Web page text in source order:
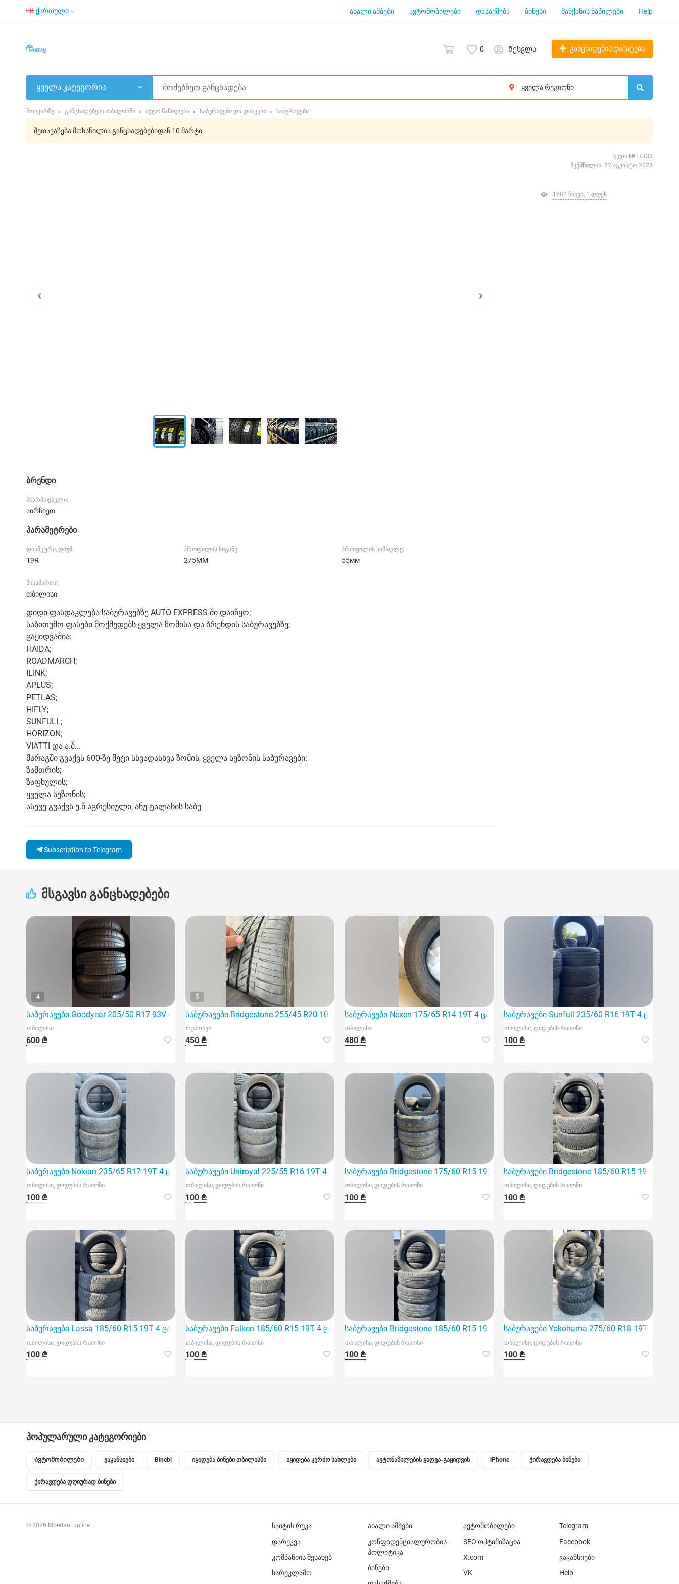
ქართული ახალი ამბები ავტომობილები დასაქმება ბინები მანქანის ნაწილები Help
0 Შესვლა განცხადების დამატება
ყველა კატეგორია
მთავარზე განცხადებები თბილისში ავტო ნაწილები საბურავები და დისკები საბურავები
შეთავაზება მოხსნილია განცხადებებიდან 10 მარტი
ხედი|№17333
შექმნილია: 22 აგვისტო 2023
ბრენდი
მწარმოებელი:
აირჩიეთ
პარამეტრები
დიამეტრი, დიუმ:
19R
პროფილის სიგანე:
275MM
პროფილის სიმაღლე:
55мм
მისამართი:
თბილისი
დიდი ფასდაკლება საბურავებზე AUTO EXPRESS-ში დაიწყო;
საბითუმო ფასები მოქმედებს ყველა ზომისა და ბრენდის საბურავებზე;
გაყიდვაშია:
HAIDA;
ROADMARCH;
ILINK;
APLUS;
PETLAS;
HIFLY;
SUNFULL;
HORIZON;
VIATTI და ა.შ...
მარაგში გვაქვს 600-ზე მეტი სხვადასხვა ზომის, ყველა სეზონის საბურავები:
ზამთრის;
ზაფხულის;
ყველა სეზონის;
ასევე გვაქვს ე.წ აგრესიული, ანუ ტალახის საბუ
Subscription to Telegram
1682 ნახვა, 1 დღეს
მსგავსი განცხადებები
4
საბურავები Goodyear 205/50 R17 93V 4 ცალი
თბილისი
600 ₾
5
საბურავები Bridgestone 255/45 R20 101V 4 ცალი
რუსთავი
450 ₾
საბურავები Nexen 175/65 R14 19T 4 ცალი
თბილისი
480 ₾
საბურავები Sunfull 235/60 R16 19T 4 ცალი
თბილისი, დიდუბის რაიონი
100 ₾
საბურავები Nokian 235/65 R17 19T 4 ცალი
თბილისი, დიდუბის რაიონი
100 ₾
საბურავები Uniroyal 225/55 R16 19T 4 ცალი
თბილისი, დიდუბის რაიონი
100 ₾
საბურავები Bridgestone 175/60 R15 19T 4 ცალი
თბილისი, დიდუბის რაიონი
100 ₾
საბურავები Bridgestone 185/60 R15 19T 4
თბილისი, დიდუბის რაიონი
100 ₾
საბურავები Lassa 185/60 R15 19T 4 ცალი
თბილისი, დიდუბის რაიონი
100 ₾
საბურავები Falken 185/60 R15 19T 4 ცალი
თბილისი, დიდუბის რაიონი
100 ₾
საბურავები Bridgestone 185/60 R15 19T 4 ცალი
თბილისი, დიდუბის რაიონი
100 ₾
საბურავები Yokohama 275/60 R18 19T 4 ცალი
თბილისი, დიდუბის რაიონი
100 ₾
პოპულარული კატეგორიები
Ავტომობილები ვაკანსიები Binebi იყიდება ბინები თბილისში იყიდება კერძო სახლები ავტონაწილების ყიდვა-გაყიდვის iPhone ქირავდება ბინები
ქირავდება დღიურად ბინები
© 2026 Moedani.online
საიტის რუკა
დარეკვა
კომპანიის შესახებ
სარეკლამო
ახალი ამბები
კონფიდენციალურობის
პოლიტიკა
ბინები
ავტომობილები
SEO ოპტიმიზაცია
X.com
VK
Telegram
Facebook
ვაკანსიები
Help